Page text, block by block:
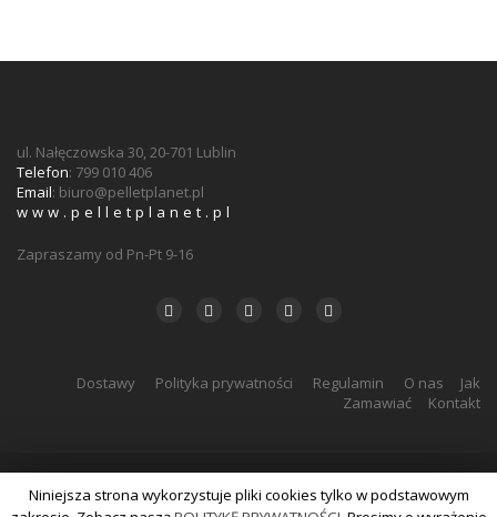
ul. Nałęczowska 30, 20-701 Lublin
Telefon: 799 010 406
Email: biuro@pelletplanet.pl
www.pelletplanet.pl
Zapraszamy od Pn-Pt 9-16
Dostawy Polityka prywatności Regulamin O nas
Jak
Zamawiać
Kontakt
Realizacja: Agencja Reklamyzabaryllo.pl
Niniejsza strona wykorzystuje pliki cookies tylko w podstawowym